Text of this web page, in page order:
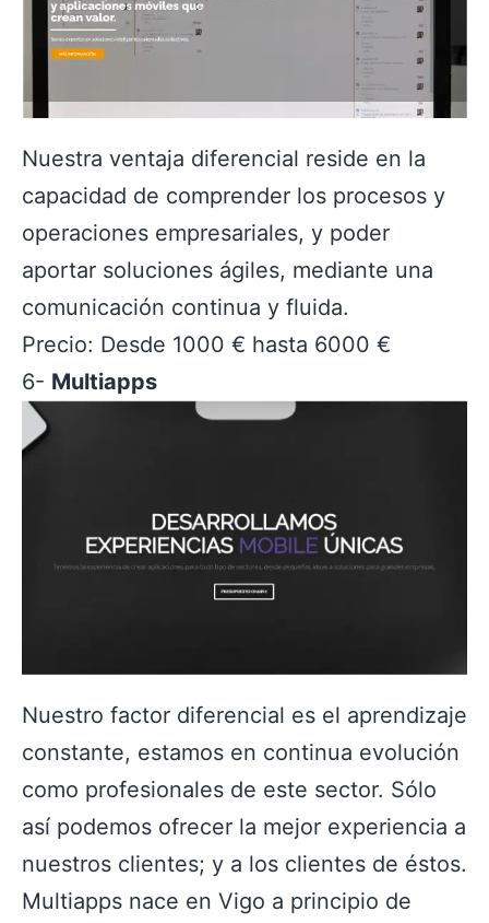
Nuestra ventaja diferencial reside en la
capacidad de comprender los procesos y
operaciones empresariales, y poder
aportar soluciones ágiles, mediante una
comunicación continua y fluida.
Precio: Desde 1000 € hasta 6000 €
6- Multiapps
Nuestro factor diferencial es el aprendizaje
constante, estamos en continua evolución
como profesionales de este sector. Sólo
así podemos ofrecer la mejor experiencia a
nuestros clientes; y a los clientes de éstos.
Multiapps nace en Vigo a principio de